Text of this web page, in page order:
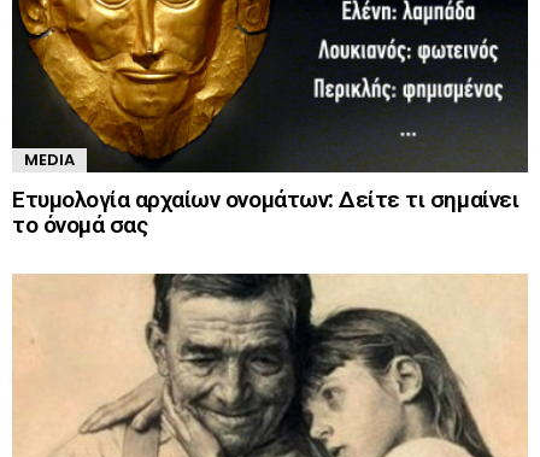
MEDIA
Ετυμολογία αρχαίων ονομάτων: Δείτε τι σημαίνει
το όνομά σας